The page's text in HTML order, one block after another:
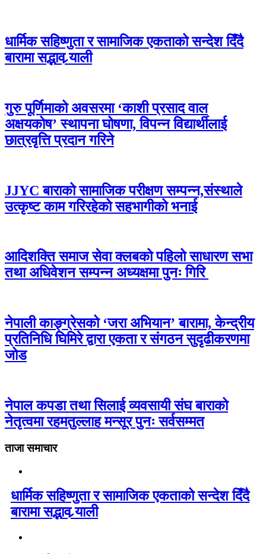
धार्मिक सहिष्णुता र सामाजिक एकताको सन्देश दिँदै
बारामा सद्भाव र्‍याली
गुरु पूर्णिमाको अवसरमा ‘काशी प्रसाद वाल
अक्षयकोष’ स्थापना घोषणा, विपन्न विद्यार्थीलाई
छात्रवृत्ति प्रदान गरिने
JJYC बाराको सामाजिक परीक्षण सम्पन्न,संस्थाले
उत्कृष्ट काम गरिरहेको सहभागीको भनाई
आदिशक्ति समाज सेवा क्लबको पहिलो साधारण सभा
तथा अधिवेशन सम्पन्न अध्यक्षमा पुनः गिरि
नेपाली काङ्ग्रेसको ‘जरा अभियान’ बारामा, केन्द्रीय
प्रतिनिधि घिमिरे द्वारा एकता र संगठन सुदृढीकरणमा
जोड
नेपाल कपडा तथा सिलाई व्यवसायी संघ बाराको
नेतृत्वमा रहमतुल्लाह मन्सूर पुनः सर्वसम्मत
ताजा समाचार
धार्मिक सहिष्णुता र सामाजिक एकताको सन्देश दिँदै
बारामा सद्भाव र्‍याली